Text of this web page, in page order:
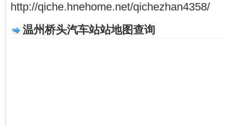
http://qiche.hnehome.net/qichezhan4358/
温州桥头汽车站站地图查询